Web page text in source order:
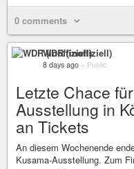
0 comments
WDR (inoffiziell)
8 days ago – Public
Letzte Chace
Ausstellung in
an Tickets
An diesem Wochenende
Kusama-Ausstellung. Zum